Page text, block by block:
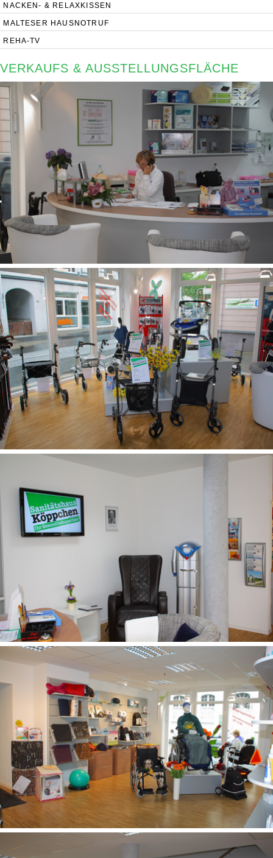
NACKEN- & RELAXKISSEN
MALTESER HAUSNOTRUF
REHA-TV
VERKAUFS & AUSSTELLUNGSFLÄCHE